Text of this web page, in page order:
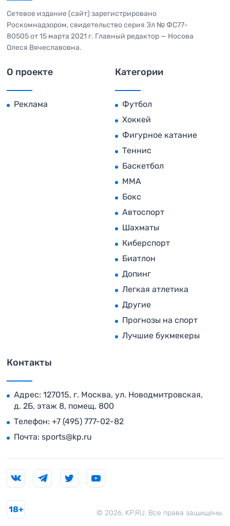
Сетевое издание (сайт) зарегистрировано
Роскомнадзором, свидетельство серия Эл № ФС77-
80505 от 15 марта 2021 г. Главный редактор — Носова
Олеся Вячеславовна.
О проекте
Реклама
Категории
Футбол
Хоккей
Фигурное катание
Теннис
Баскетбол
MMA
Бокс
Автоспорт
Шахматы
Киберспорт
Биатлон
Допинг
Легкая атлетика
Другие
Прогнозы на спорт
Лучшие букмекеры
Контакты
Адрес: 127015, г. Москва, ул. Новодмитровская,
д. 2Б, этаж 8, помещ. 800
Телефон: +7 (495) 777-02-82
Почта: sports@kp.ru
© 2026. KP.RU. Все права защищены.
18+